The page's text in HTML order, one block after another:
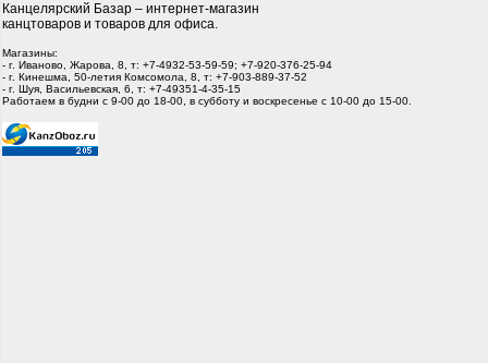
Канцелярский Базар – интернет-магазин
канцтоваров и товаров для офиса.
Магазины:
- г. Иваново, Жарова, 8, т: +7-4932-53-59-59; +7-920-376-25-94
- г. Кинешма, 50-летия Комсомола, 8, т: +7-903-889-37-52
- г. Шуя, Васильевская, 6, т: +7-49351-4-35-15
Работаем в будни с 9-00 до 18-00, в субботу и воскресенье с 10-00 до 15-00.